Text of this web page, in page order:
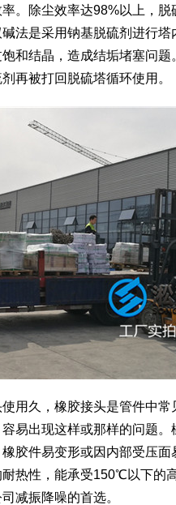
。除尘效率达98%以上，脱
法是采用钠基脱硫剂进行
和结晶，造成结垢堵塞问
再被打回脱硫塔循环使用。
用久，橡胶接头是管件中
易出现这样或那样的问题
胶件易变形或因内部受压
热性，能承受150℃以下的
减振降噪的首选。